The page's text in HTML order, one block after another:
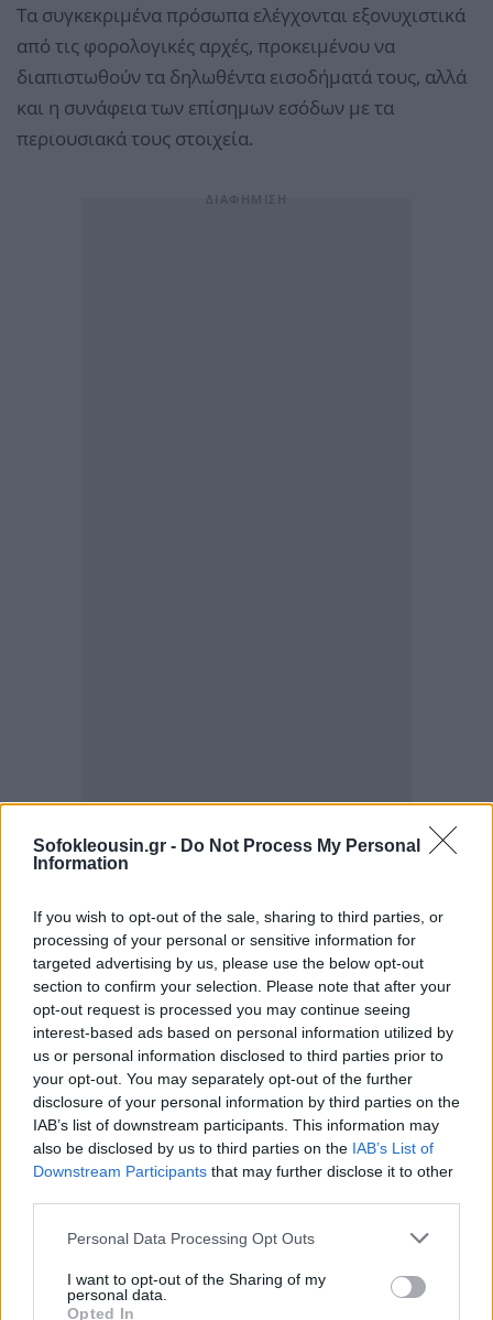
Sofokleousin.gr - Do Not Process My Personal
Information
If you wish to opt-out of the sale, sharing to third parties, or
processing of your personal or sensitive information for
targeted advertising by us, please use the below opt-out
section to confirm your selection. Please note that after your
opt-out request is processed you may continue seeing
interest-based ads based on personal information utilized by
us or personal information disclosed to third parties prior to
your opt-out. You may separately opt-out of the further
disclosure of your personal information by third parties on the
IAB’s list of downstream participants. This information may
also be disclosed by us to third parties on the IAB’s List of
Downstream Participants that may further disclose it to other
Personal Data Processing Opt Outs
I want to opt-out of the Sharing of my
personal data.
Opted In
Τα συγκεκριμένα πρόσωπα ελέγχονται εξονυχιστικά
από τις φορολογικές αρχές, προκειμένου να
διαπιστωθούν τα δηλωθέντα εισοδήματά τους, αλλά
και η συνάφεια των επίσημων εσόδων με τα
περιουσιακά τους στοιχεία.
γίνονται σε τρία επίπεδα:
Με τη χρήση του «Ειδικού Λογισμικού
Αυτοματοποιημένου Ελέγχου Προσαύξησης
Περιουσίας», το οποίο έχει άμεση πρόσβαση
στους τραπεζικούς λογαριασμούς όλων των
φορολογουμένων στις ελληνικές τράπεζες.
Με τον έλεγχο τωνακινήτωνκαι λοιπών
περιουσιακών στοιχείων που έχουν δηλωθεί στα
Με την αναζήτηση πληροφοριών από
άλλες
περιουσιακών στοιχείων των ελεγχόμενων.